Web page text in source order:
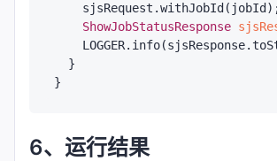
ShowJobStatusResponse
  }
6、运行结果